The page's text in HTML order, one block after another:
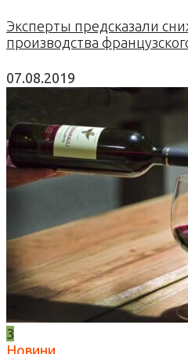
Эксперты предсказали
производства
07.08.2019
3
Новини